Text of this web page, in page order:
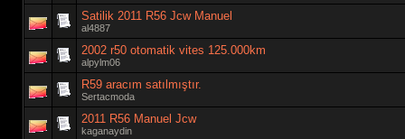
Satilik 2011 R56 Jcw Manuel
al4887
2002 r50 otomatik vites 125.000km
alpylm06
R59 aracım satılmıştır.
Sertacmoda
2011 R56 Manuel Jcw
kaganaydin